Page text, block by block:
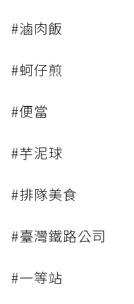
#滷肉飯
#蚵仔煎
#便當
#芋泥球
#排隊美食
#臺灣鐵路公司
#一等站